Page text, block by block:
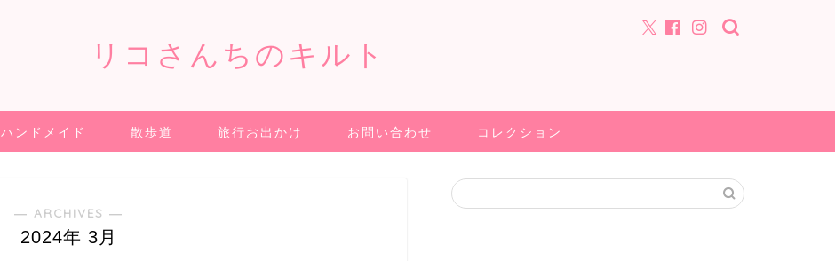
リコさんちのキルト
ハンドメイド 散歩道 旅行お出かけ お問い合わせ コレクション
― ARCHIVES ―
2024年 3月